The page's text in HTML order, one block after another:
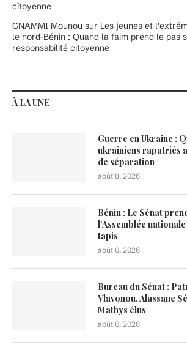
citoyenne
GNAMMI Mounou sur Les jeunes et
le nord-Bénin : Quand la faim prend le pas
responsabilité citoyenne
À LA UNE
Guerre en Ukraine :
ukrainiens rapatriés
de séparation
août 8, 2026
Bénin : Le Sénat
l’Assemblée
tapis
août 6, 2026
Bureau du Sénat :
Vlavonou, Alassane
Mathys élus
août 6, 2026